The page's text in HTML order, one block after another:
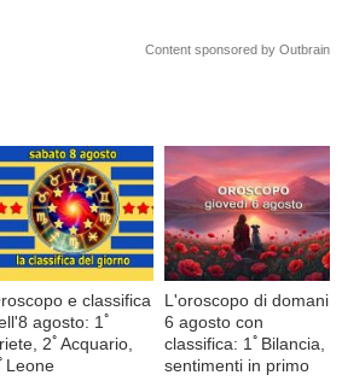
Content sponsored by Outbrain
e classifica
agosto: 1ﾟ
2ﾟAcquario,
Leone
L'oroscopo di domani
6 agosto con
classifica: 1ﾟBilancia,
sentimenti in primo